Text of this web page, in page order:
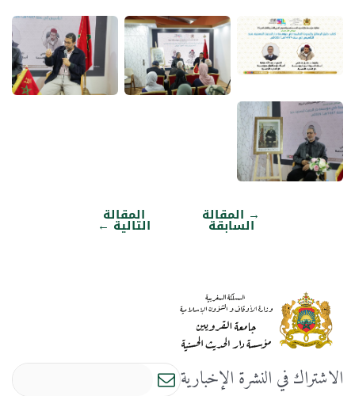
تصفّح→ المقالة
السابقة المقالة
التالية←
الاشتراك في النشرة الإخبارية